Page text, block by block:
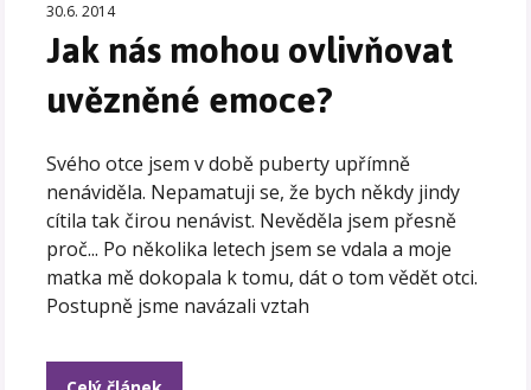
30.6. 2014
Jak nás mohou ovlivňovat
uvězněné emoce?
Svého otce jsem v době puberty upřímně
nenáviděla. Nepamatuji se, že bych někdy jindy
cítila tak čirou nenávist. Nevěděla jsem přesně
proč... Po několika letech jsem se vdala a moje
matka mě dokopala k tomu, dát o tom vědět otci.
Postupně jsme navázali vztah